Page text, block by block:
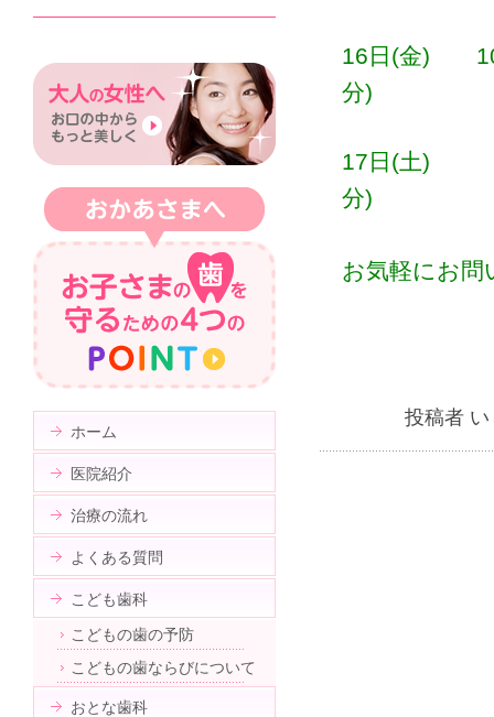
16日(金) 10
分)
17日(土) 9
分)
お気軽にお
投稿者
ホーム
医院紹介
治療の流れ
よくある質問
こども歯科
こどもの歯の予防
こどもの歯ならびについて
おとな歯科